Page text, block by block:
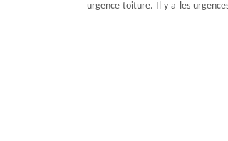
urgence toiture. Il y a les